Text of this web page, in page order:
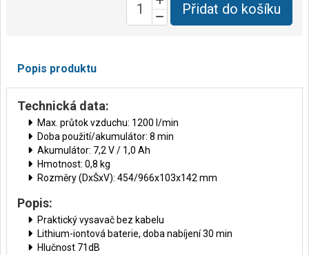
Přidat do košíku
Popis produktu
Technická data:
Max. průtok vzduchu: 1200 l/min
Doba použití/akumulátor: 8 min
Akumulátor: 7,2 V / 1,0 Ah
Hmotnost: 0,8 kg
Rozměry (DxŠxV): 454/966x103x142 mm
Popis:
Praktický vysavač bez kabelu
Lithium-iontová baterie, doba nabíjení 30 min
Hlučnost 71dB